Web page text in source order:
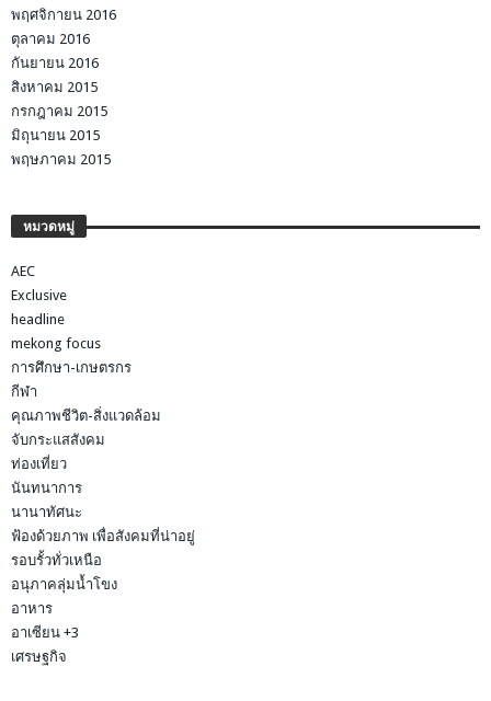
พฤศจิกายน 2016
ตุลาคม 2016
กันยายน 2016
สิงหาคม 2015
กรกฎาคม 2015
มิถุนายน 2015
พฤษภาคม 2015
หมวดหมู่
AEC
Exclusive
headline
mekong focus
การศึกษา-เกษตรกร
กีฬา
คุณภาพชีวิต-สิ่งแวดล้อม
จับกระแสสังคม
ท่องเที่ยว
นันทนาการ
นานาทัศนะ
ฟ้องด้วยภาพ เพื่อสังคมที่น่าอยู่
รอบรั้วทั่วเหนือ
อนุภาคลุ่มน้ำโขง
อาหาร
อาเซียน +3
เศรษฐกิจ